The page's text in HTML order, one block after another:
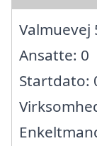
Valmuevej
Ansatte: 0
Startdato: